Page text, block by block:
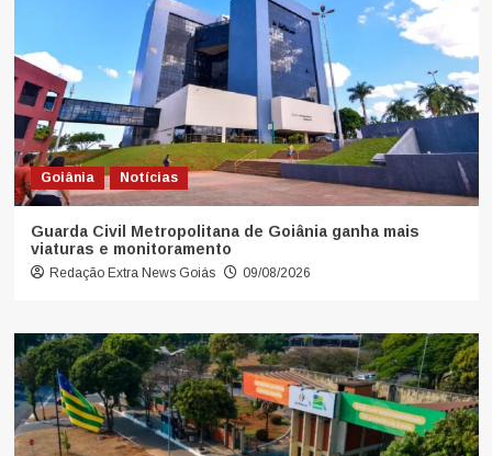
Goiânia Notícias
Guarda Civil Metropolitana de Goiânia ganha mais
viaturas e monitoramento
Redação Extra News Goiás 09/08/2026